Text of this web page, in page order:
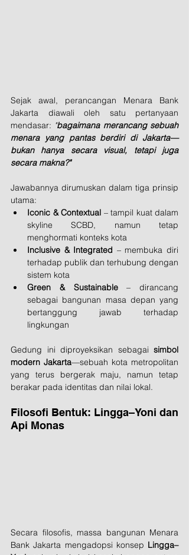
Sejak awal, perancangan Menara Bank
Jakarta diawali oleh satu pertanyaan
mendasar: "bagaimana merancang sebuah
menara yang pantas berdiri di Jakarta—
bukan hanya secara visual, tetapi juga
secara makna?"
Jawabannya dirumuskan dalam tiga prinsip
utama:
Iconic & Contextual – tampil kuat dalam
skyline SCBD, namun tetap
menghormati konteks kota
Inclusive & Integrated – membuka diri
terhadap publik dan terhubung dengan
sistem kota
Green & Sustainable – dirancang
sebagai bangunan masa depan yang
bertanggung jawab terhadap
lingkungan
Gedung ini diproyeksikan sebagai simbol
modern Jakarta—sebuah kota metropolitan
yang terus bergerak maju, namun tetap
berakar pada identitas dan nilai lokal.
Filosofi Bentuk: Lingga–Yoni dan
Api Monas
Secara filosofis, massa bangunan Menara
Bank Jakarta mengadopsi konsep Lingga–